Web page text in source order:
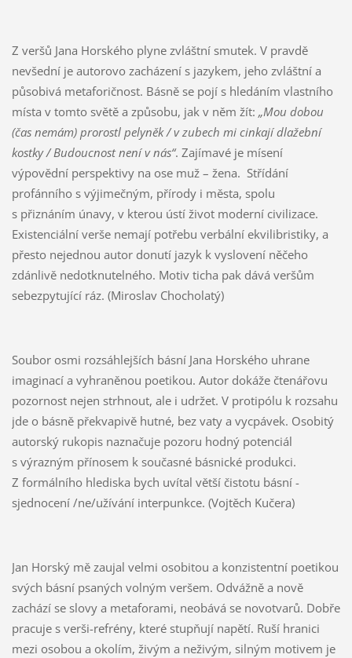
Z veršů Jana Horského plyne zvláštní smutek. V pravdě
nevšední je autorovo zacházení s jazykem, jeho zvláštní a
působivá metaforičnost. Básně se pojí s hledáním vlastního
místa v tomto světě a způsobu, jak v něm žít: „Mou dobou
(čas nemám) prorostl pelyněk / v zubech mi cinkají dlažební
kostky / Budoucnost není v nás“. Zajímavé je mísení
výpovědní perspektivy na ose muž – žena. Střídání
profánního s výjimečným, přírody i města, spolu
s přiznáním únavy, v kterou ústí život moderní civilizace.
Existenciální verše nemají potřebu verbální ekvilibristiky, a
přesto nejednou autor donutí jazyk k vyslovení něčeho
zdánlivě nedotknutelného. Motiv ticha pak dává veršům
sebezpytující ráz. (Miroslav Chocholatý)
Soubor osmi rozsáhlejších básní Jana Horského uhrane
imaginací a vyhraněnou poetikou. Autor dokáže čtenářovu
pozornost nejen strhnout, ale i udržet. V protipólu k rozsahu
jde o básně překvapivě hutné, bez vaty a vycpávek. Osobitý
autorský rukopis naznačuje pozoru hodný potenciál
s výrazným přínosem k současné básnické produkci.
Z formálního hlediska bych uvítal větší čistotu básní -
sjednocení /ne/užívání interpunkce. (Vojtěch Kučera)
Jan Horský mě zaujal velmi osobitou a konzistentní poetikou
svých básní psaných volným veršem. Odvážně a nově
zachází se slovy a metaforami, neobává se novotvarů. Dobře
pracuje s verši-refrény, které stupňují napětí. Ruší hranici
mezi osobou a okolím, živým a neživým, silným motivem je